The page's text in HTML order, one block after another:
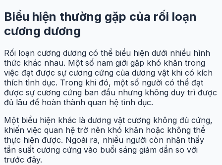
Biểu hiện thường gặp của rối loạn
cương dương
Rối loạn cương dương có thể biểu hiện dưới nhiều hình
thức khác nhau. Một số nam giới gặp khó khăn trong
việc đạt được sự cương cứng của dương vật khi có kích
thích tình dục. Trong khi đó, một số người có thể đạt
được sự cương cứng ban đầu nhưng không duy trì được
đủ lâu để hoàn thành quan hệ tình dục.
Một biểu hiện khác là dương vật cương không đủ cứng,
khiến việc quan hệ trở nên khó khăn hoặc không thể
thực hiện được. Ngoài ra, nhiều người còn nhận thấy
tần suất cương cứng vào buổi sáng giảm dần so với
trước đây.